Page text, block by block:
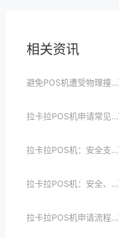
相关资讯
避免POS机遭受物理撞击或跌落，以防损坏。
拉卡拉POS机申请常见问题解答
拉卡拉POS机：安全支付，让生意无忧
拉卡拉POS机：安全、快捷的支付新选择
拉卡拉POS机申请流程及使用注意事项详解